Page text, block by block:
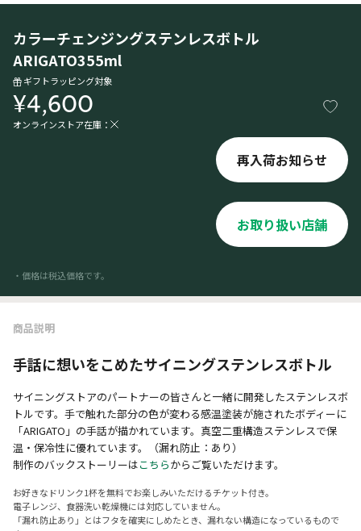
カラーチェンジングステンレスボトル
ARIGATO355ml
ギフトラッピング対象
¥4,600
オンラインストア在庫：
再入荷お知らせ
お取り扱い店舗
・価格は税込価格です。
商品説明
手話に想いをこめたサイニングステンレスボトル
サイニングストアのパートナーの皆さんと一緒に開発したステンレスボ
トルです。手で触れた部分の色が変わる感温塗装が施されたボディーに
「ARIGATO」の手話が描かれています。真空二重構造ステンレスで保
温・保冷性に優れています。（漏れ防止：あり）
制作のバックストーリーはこちらからご覧いただけます。
お好きなドリンク1杯を無料でお楽しみいただけるチケット付き。
電子レンジ、食器洗い乾燥機には対応していません。
「漏れ防止あり」とはフタを確実にしめたとき、漏れない構造になっているもので